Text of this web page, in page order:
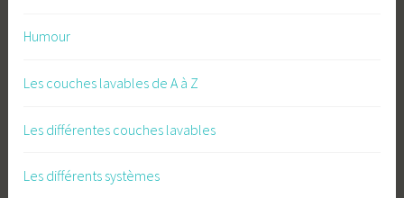
Humour
Les couches lavables de A à Z
Les différentes couches lavables
Les différents systèmes